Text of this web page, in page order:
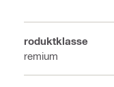
Produktklasse
Premium